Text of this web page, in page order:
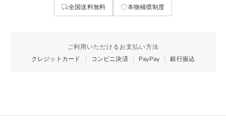
全国送料無料 本物補償制度
ご利用いただけるお支払い方法
クレジットカード
コンビニ決済 PayPay 銀行振込